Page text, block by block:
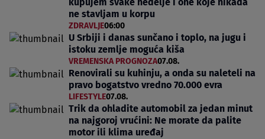
ne stavljam u korpu
ZDRAVLJE06:00
U Srbiji i danas sunčano i toplo, na jugu i
istoku zemlje moguća kiša
VREMENSKA PROGNOZA07.08.
Renovirali su kuhinju, a onda su naleteli na
pravo bogatstvo vredno 70.000 evra
LIFESTYLE07.08.
Trik da ohladite automobil za jedan minut
na najgoroj vrućini: Ne morate da palite
motor ili klima uređaj